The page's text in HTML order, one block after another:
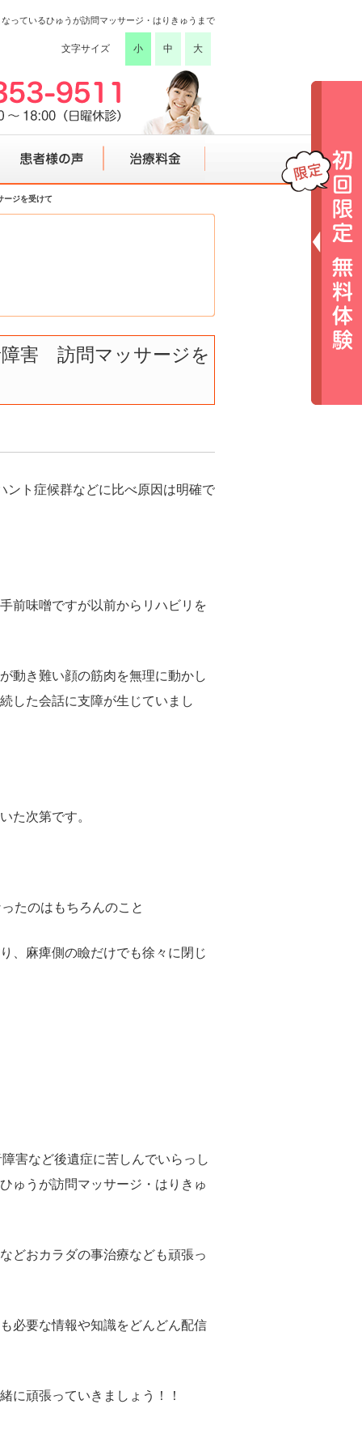
っているひゅうが訪問マッサージ・はりきゅうまで
文字サイズ 小 中 大
ージを受けて
障害 訪問マッサージを
ント症候群などに比べ原因は明確で
前味噌ですが以前からリハビリを
動き難い顔の筋肉を無理に動かし
した会話に支障が生じていまし
た次第です。
たのはもちろんのこと
、麻痺側の瞼だけでも徐々に閉じ
害など後遺症に苦しんでいらっし
ゅうが訪問マッサージ・はりきゅ
どおカラダの事治療なども頑張っ
必要な情報や知識をどんどん配信
に頑張っていきましょう！！